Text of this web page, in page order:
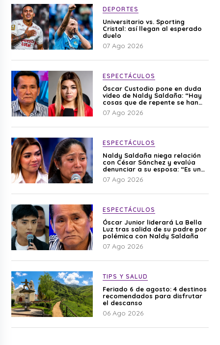
DEPORTES
Universitario vs. Sporting
Cristal: así llegan al esperado
duelo
07 Ago 2026
ESPECTÁCULOS
Óscar Custodio pone en duda
video de Naldy Saldaña: “Hay
cosas que de repente se han
editado”
07 Ago 2026
ESPECTÁCULOS
Naldy Saldaña niega relación
con César Sánchez y evalúa
denunciar a su esposa: “Es una
difamación”
07 Ago 2026
ESPECTÁCULOS
Óscar Junior liderará La Bella
Luz tras salida de su padre por
polémica con Naldy Saldaña
07 Ago 2026
TIPS Y SALUD
Feriado 6 de agosto: 4 destinos
recomendados para disfrutar
el descanso
06 Ago 2026